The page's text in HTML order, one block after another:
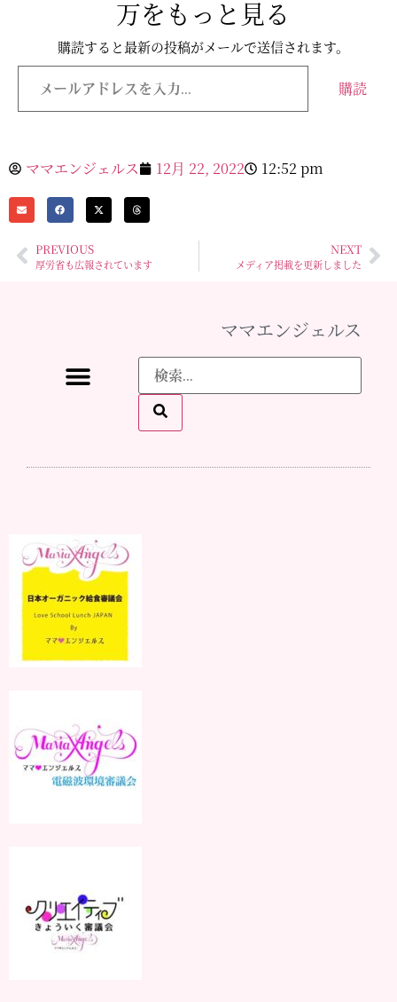
万をもっと見る
購読すると最新の投稿がメールで送信されます。
購読
ママエンジェルス 12月 22, 2022 12:52 pm
PREVIOUS
厚労省も広報されています
NEXT
メディア掲載を更新しました
ママエンジェルス